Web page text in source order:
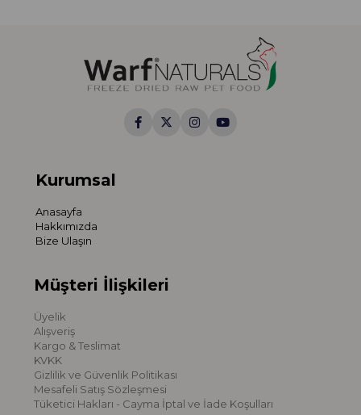
Kurumsal
Anasayfa
Hakkımızda
Bize Ulaşın
Müşteri İlişkileri
Üyelik
Alışveriş
Kargo & Teslimat
KVKK
Gizlilik ve Güvenlik Politikası
Mesafeli Satış Sözleşmesi
Tüketici Hakları - Cayma İptal ve İade Koşulları